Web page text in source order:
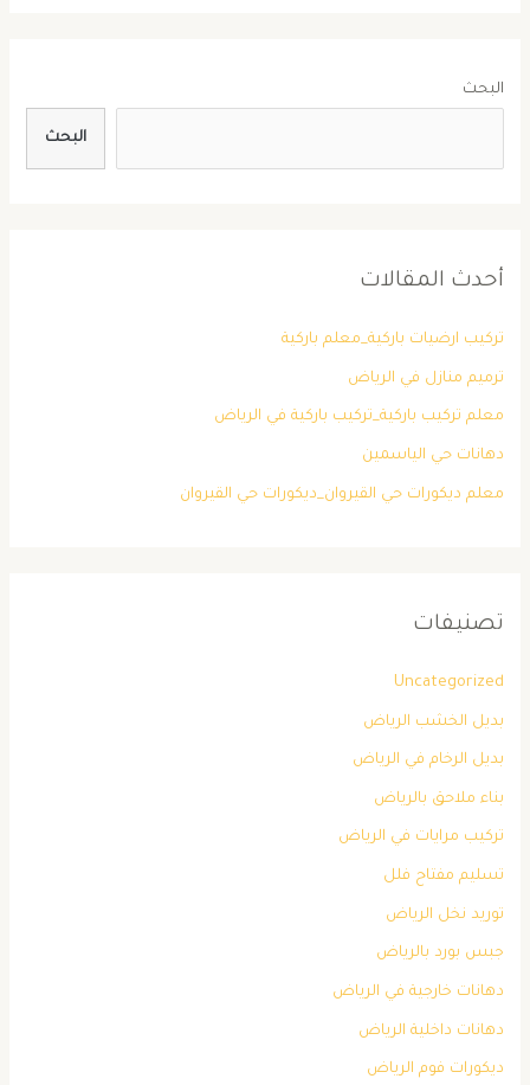
البحث
البحث
أحدث المقالات
تركيب ارضيات باركية_معلم باركية
ترميم منازل في الرياض
معلم تركيب باركية_تركيب باركية في الرياض
دهانات حي الياسمين
معلم ديكورات حي القيروان_ديكورات حي القيروان
تصنيفات
Uncategorized
بديل الخشب الرياض
بديل الرخام في الرياض
بناء ملاحق بالرياض
تركيب مرايات في الرياض
تسليم مفتاح فلل
توريد نخل الرياض
جبس بورد بالرياض
دهانات خارجية في الرياض
دهانات داخلية الرياض
ديكورات فوم الرياض